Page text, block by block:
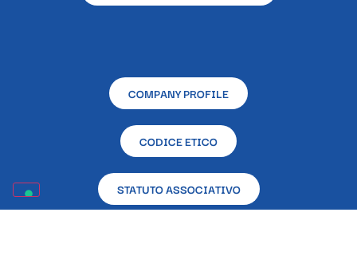
COMPANY PROFILE
CODICE ETICO
STATUTO ASSOCIATIVO